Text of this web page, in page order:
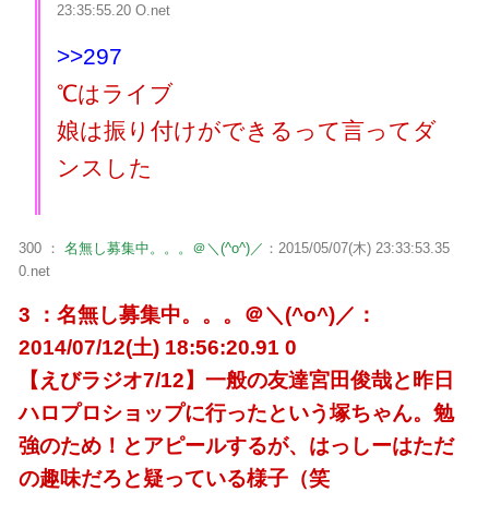
23:35:55.20 O.net
>>297
℃はライブ
娘は振り付けができるって言ってダ
ンスした
300 ： 名無し募集中。。。＠＼(^o^)／ ：2015/05/07(木) 23:33:53.35
0.net
3 ：名無し募集中。。。＠＼(^o^)／：
2014/07/12(土) 18:56:20.91 0
【えびラジオ7/12】一般の友達宮田俊哉と昨日
ハロプロショップに行ったという塚ちゃん。勉
強のため！とアピールするが、はっしーはただ
の趣味だろと疑っている様子（笑